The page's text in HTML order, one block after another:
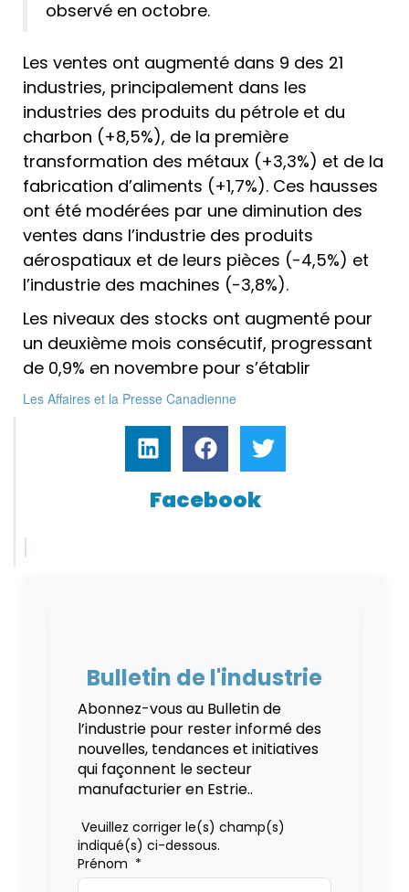
observé en octobre.
Les ventes ont augmenté dans 9 des 21
industries, principalement dans les
industries des produits du pétrole et du
charbon (+8,5%), de la première
transformation des métaux (+3,3%) et de la
fabrication d’aliments (+1,7%). Ces hausses
ont été modérées par une diminution des
ventes dans l’industrie des produits
aérospatiaux et de leurs pièces (-4,5%) et
l’industrie des machines (-3,8%).
Les niveaux des stocks ont augmenté pour
un deuxième mois consécutif, progressant
de 0,9% en novembre pour s’établir
Les Affaires et la Presse Canadienne
Facebook
Bulletin de l'industrie
Abonnez-vous au Bulletin de
l’industrie pour rester informé des
nouvelles, tendances et initiatives
qui façonnent le secteur
manufacturier en Estrie..
Veuillez corriger le(s) champ(s)
indiqué(s) ci-dessous.
Prénom *